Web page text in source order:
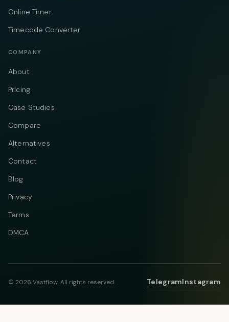
Online Timer
Timecode Converter
COMPANY
About
Pricing
Case Studies
Compare
Alternatives
Contact
Blog
Privacy
Terms
DMCA
© 2026 Vastflow. All rights reserved. TelegramInstagram